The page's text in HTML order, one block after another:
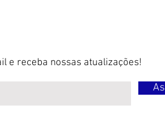
e receba nossas atualizações!